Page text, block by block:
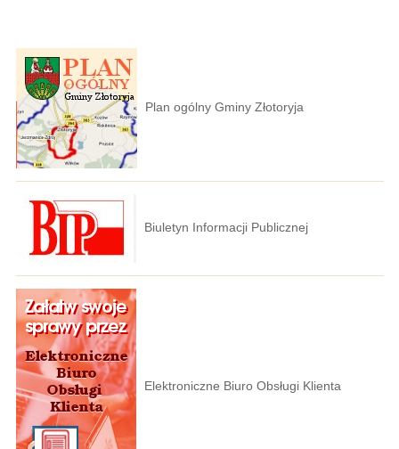
Plan ogólny Gminy Złotoryja
Biuletyn Informacji Publicznej
Elektroniczne Biuro Obsługi Klienta